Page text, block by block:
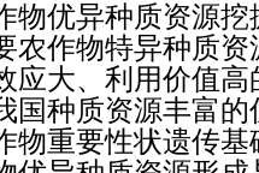
物优异种质资源
农作物特异种质
应大、利用价值
国种质资源丰富
物重要性状遗传